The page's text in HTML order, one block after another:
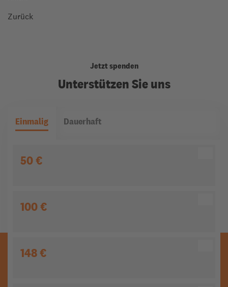
Zurück
Jetzt spenden
Unterstützen Sie uns
Einmalig Dauerhaft
50 €
100 €
148 €